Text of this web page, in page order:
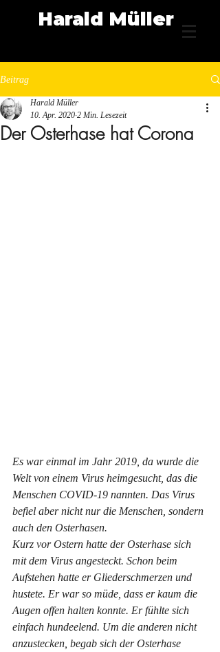
Harald Müller
Beitrag
Der Osterhase hat Corona
Harald Müller
10. Apr. 2020 2 Min. Lesezeit
Es war einmal im Jahr 2019, da wurde die
Welt von einem Virus heimgesucht, das die
Menschen COVID-19 nannten. Das Virus
befiel aber nicht nur die Menschen, sondern
auch den Osterhasen.
Kurz vor Ostern hatte der Osterhase sich
mit dem Virus angesteckt. Schon beim
Aufstehen hatte er Gliederschmerzen und
hustete. Er war so müde, dass er kaum die
Augen offen halten konnte. Er fühlte sich
einfach hundeelend. Um die anderen nicht
anzustecken, begab sich der Osterhase